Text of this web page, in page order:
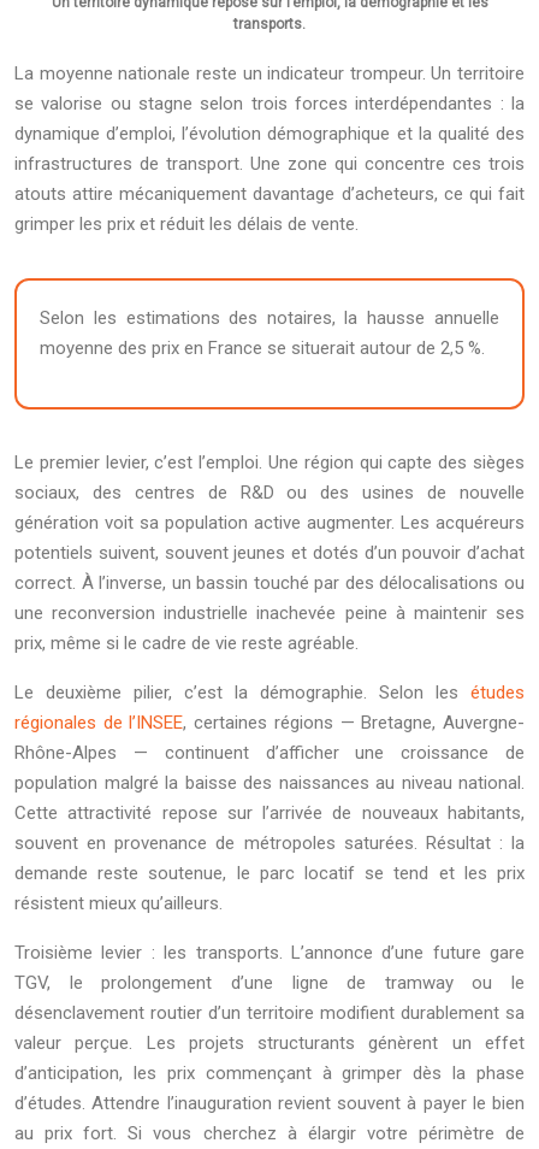
transports.
La moyenne nationale reste un indicateur trompeur. Un territoire
se valorise ou stagne selon trois forces interdépendantes : la
dynamique d’emploi, l’évolution démographique et la qualité des
infrastructures de transport. Une zone qui concentre ces trois
atouts attire mécaniquement davantage d’acheteurs, ce qui fait
grimper les prix et réduit les délais de vente.
Selon les estimations des notaires, la hausse annuelle
moyenne des prix en France se situerait autour de 2,5 %.
Le premier levier, c’est l’emploi. Une région qui capte des sièges
sociaux, des centres de R&D ou des usines de nouvelle
génération voit sa population active augmenter. Les acquéreurs
potentiels suivent, souvent jeunes et dotés d’un pouvoir d’achat
correct. À l’inverse, un bassin touché par des délocalisations ou
une reconversion industrielle inachevée peine à maintenir ses
prix, même si le cadre de vie reste agréable.
Le deuxième pilier, c’est la démographie. Selon les études
régionales de l’INSEE, certaines régions — Bretagne, Auvergne-
Rhône-Alpes — continuent d’afficher une croissance de
population malgré la baisse des naissances au niveau national.
Cette attractivité repose sur l’arrivée de nouveaux habitants,
souvent en provenance de métropoles saturées. Résultat : la
demande reste soutenue, le parc locatif se tend et les prix
résistent mieux qu’ailleurs.
Troisième levier : les transports. L’annonce d’une future gare
TGV, le prolongement d’une ligne de tramway ou le
désenclavement routier d’un territoire modifient durablement sa
valeur perçue. Les projets structurants génèrent un effet
d’anticipation, les prix commençant à grimper dès la phase
d’études. Attendre l’inauguration revient souvent à payer le bien
au prix fort. Si vous cherchez à élargir votre périmètre de